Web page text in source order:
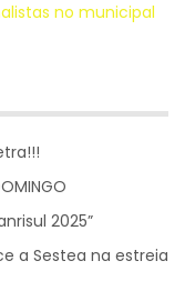
no municipal
2025”
a Sestea na estreia